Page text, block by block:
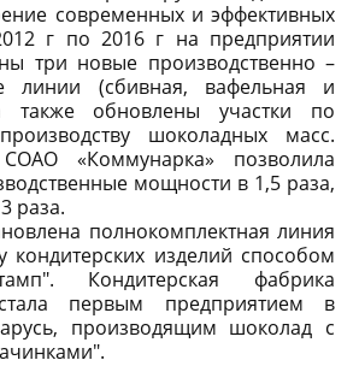
современных и эффективных
г по 2016 г на предприятии
три новые производственно –
линии (сбивная, вафельная и
также обновлены участки по
шоколадных масс.
«Коммунарка» позволила
мощности в 1,5 раза,
раза.
полнокомплектная линия
кондитерских изделий способом
Кондитерская фабрика
первым предприятием в
производящим шоколад с